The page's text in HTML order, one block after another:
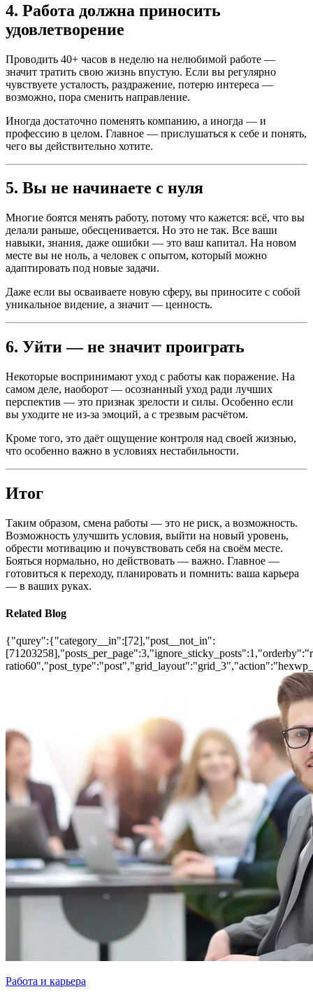
4. Работа должна приносить
удовлетворение
Проводить 40+ часов в неделю на нелюбимой работе —
значит тратить свою жизнь впустую. Если вы регулярно
чувствуете усталость, раздражение, потерю интереса —
возможно, пора сменить направление.
Иногда достаточно поменять компанию, а иногда — и
профессию в целом. Главное — прислушаться к себе и понять,
чего вы действительно хотите.
5. Вы не начинаете с нуля
Многие боятся менять работу, потому что кажется: всё, что вы
делали раньше, обесценивается. Но это не так. Все ваши
навыки, знания, даже ошибки — это ваш капитал. На новом
месте вы не ноль, а человек с опытом, который можно
адаптировать под новые задачи.
Даже если вы осваиваете новую сферу, вы приносите с собой
уникальное видение, а значит — ценность.
6. Уйти — не значит проиграть
Некоторые воспринимают уход с работы как поражение. На
самом деле, наоборот — осознанный уход ради лучших
перспектив — это признак зрелости и силы. Особенно если
вы уходите не из-за эмоций, а с трезвым расчётом.
Кроме того, это даёт ощущение контроля над своей жизнью,
что особенно важно в условиях нестабильности.
Итог
Таким образом, смена работы — это не риск, а возможность.
Возможность улучшить условия, выйти на новый уровень,
обрести мотивацию и почувствовать себя на своём месте.
Бояться нормально, но действовать — важно. Главное —
готовиться к переходу, планировать и помнить: ваша карьера
— в ваших руках.
Related Blog
{"qurey":{"category__in":[72],"post__not_in":
Работа и карьера